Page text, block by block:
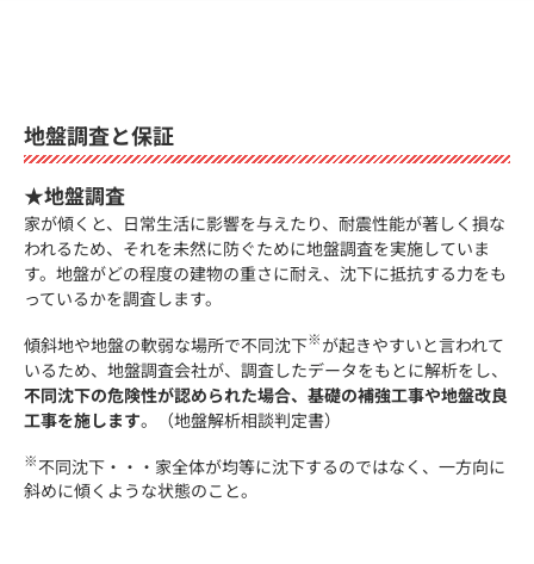
地盤調査と保証
★地盤調査
家が傾くと、日常生活に影響を与えたり、耐震性能が著しく損な
われるため、それを未然に防ぐために地盤調査を実施していま
す。地盤がどの程度の建物の重さに耐え、沈下に抵抗する力をも
っているかを調査します。
傾斜地や地盤の軟弱な場所で不同沈下※が起きやすいと言われて
いるため、地盤調査会社が、調査したデータをもとに解析をし、
不同沈下の危険性が認められた場合、基礎の補強工事や地盤改良
工事を施します。（地盤解析相談判定書）
※不同沈下・・・家全体が均等に沈下するのではなく、一方向に
斜めに傾くような状態のこと。